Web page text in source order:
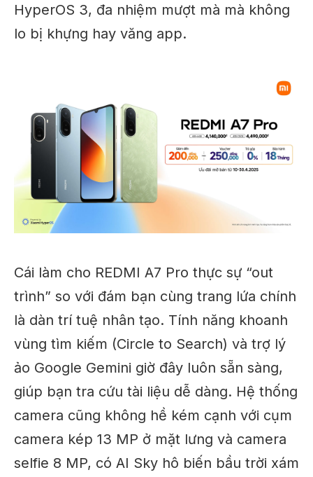
HyperOS 3, đa nhiệm mượt mà mà không
lo bị khựng hay văng app.
Cái làm cho REDMI A7 Pro thực sự “out
trình” so với đám bạn cùng trang lứa chính
là dàn trí tuệ nhân tạo. Tính năng khoanh
vùng tìm kiếm (Circle to Search) và trợ lý
ảo Google Gemini giờ đây luôn sẵn sàng,
giúp bạn tra cứu tài liệu dễ dàng. Hệ thống
camera cũng không hề kém cạnh với cụm
camera kép 13 MP ở mặt lưng và camera
selfie 8 MP, có AI Sky hô biến bầu trời xám